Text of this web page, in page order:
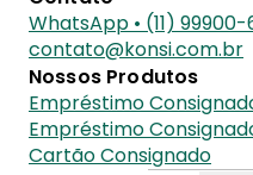
WhatsApp • (11) 99900-
contato@konsi.com.br
Nossos Produtos
Empréstimo
Empréstimo
Cartão Consignado